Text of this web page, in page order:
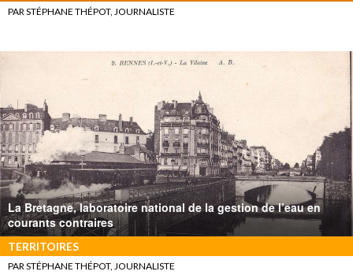
PAR STÉPHANE THÉPOT, JOURNALISTE
La Bretagne, laboratoire national de la gestion de l’eau en
courants contraires
TERRITOIRES
PAR STÉPHANE THÉPOT, JOURNALISTE